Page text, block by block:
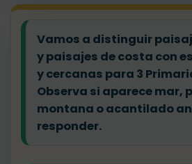
Vamos a distinguir
y paisajes de costa con
y cercanas para 3
Observa si aparece mar,
montana o acantilado
responder.